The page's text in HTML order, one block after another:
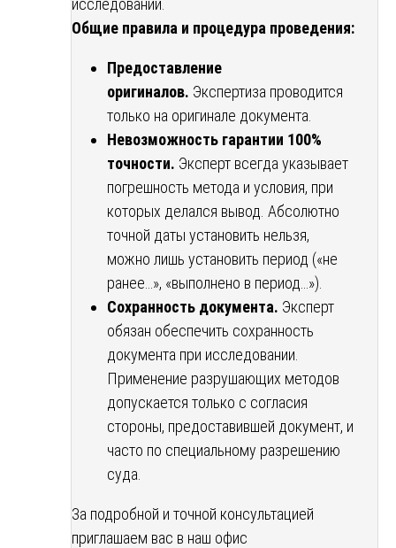
исследований.
Общие правила и процедура проведения:
Предоставление
оригиналов. Экспертиза проводится
только на оригинале документа.
Невозможность гарантии 100%
точности. Эксперт всегда указывает
погрешность метода и условия, при
которых делался вывод. Абсолютно
точной даты установить нельзя,
можно лишь установить период («не
ранее…», «выполнено в период…»).
Сохранность документа. Эксперт
обязан обеспечить сохранность
документа при исследовании.
Применение разрушающих методов
допускается только с согласия
стороны, предоставившей документ, и
часто по специальному разрешению
суда.
За подробной и точной консультацией
приглашаем вас в наш офис